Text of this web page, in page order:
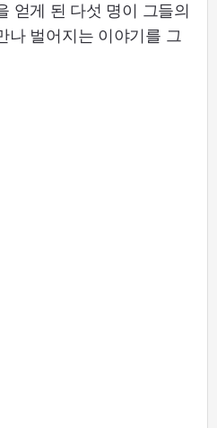
얻게 된 다섯 명이 그들의
나 벌어지는 이야기를 그